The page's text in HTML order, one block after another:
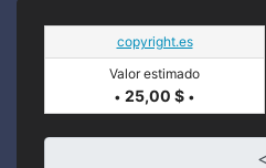
copyright.es
Valor estimado
• 25,00 $ •